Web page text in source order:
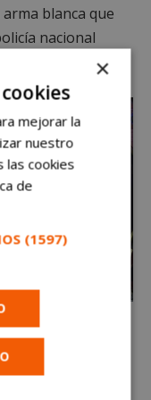
blanca que
nacional
deja un herido
también un
y tuvo que ser
×
mejorar la
nuestro
las cookies
de
(1597)